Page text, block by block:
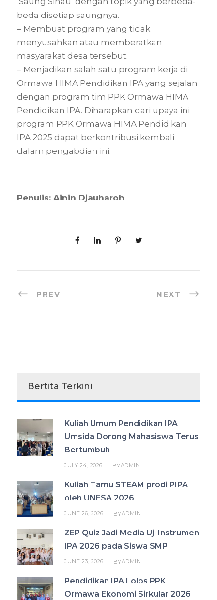
beda disetiap saungnya.
– Membuat program yang tidak
menyusahkan atau memberatkan
masyarakat desa tersebut.
– Menjadikan salah satu program kerja di
Ormawa HIMA Pendidikan IPA yang sejalan
dengan program tim PPK Ormawa HIMA
Pendidikan IPA. Diharapkan dari upaya ini
program PPK Ormawa HIMA Pendidikan
IPA 2025 dapat berkontribusi kembali
dalam pengabdian ini.
Penulis: Ainin Djauharoh
PREV NEXT
Bertita Terkini
Kuliah Umum Pendidikan IPA
Umsida Dorong Mahasiswa Terus
Bertumbuh
JULY 24, 2026 BYADMIN
Kuliah Tamu STEAM prodi PIPA
oleh UNESA 2026
JUNE 26, 2026 BYADMIN
ZEP Quiz Jadi Media Uji Instrumen
IPA 2026 pada Siswa SMP
JUNE 23, 2026 BYADMIN
Pendidikan IPA Lolos PPK
Ormawa Ekonomi Sirkular 2026